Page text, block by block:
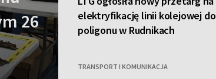
26
elektryfikację linii kolejowej do
poligonu w Rudnikach
TRANSPORT I KOMUNIKACJA